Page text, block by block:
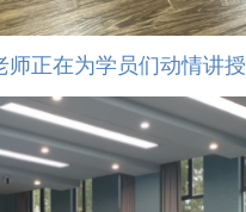
师正在为学员们动情讲授